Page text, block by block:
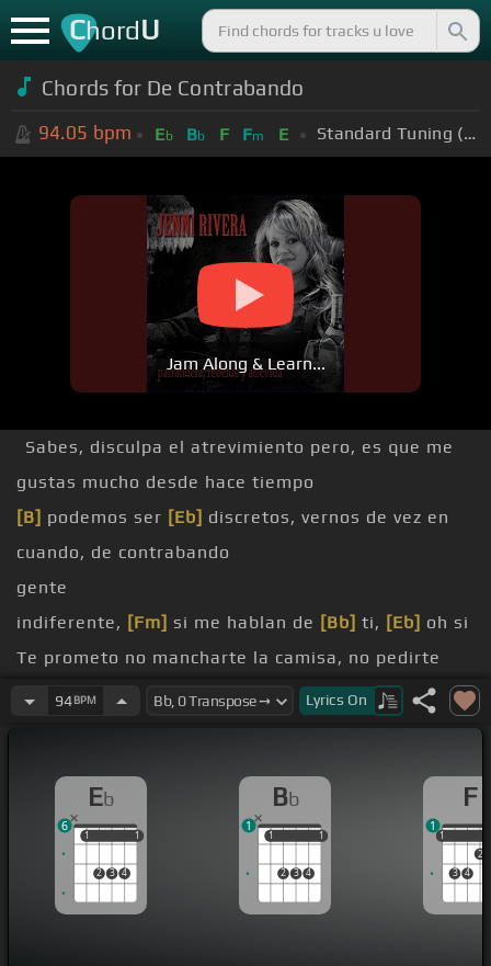
ChordU
Chords for De Contrabando
94.05 bpm Eb Bb F Fm E Standard Tuning (EADGBE)
Jam Along & Learn...
Sabes, disculpa el atrevimiento pero, es que me
gustas mucho desde hace tiempo
[B] podemos ser [Eb] discretos, vernos de vez en
cuando, de contrabando
gente
indiferente, [Fm] si me hablan de [Bb] ti, [Eb] oh si
Te prometo no mancharte la camisa, no pedirte
más amor si estás de prisa
de contrabando,
pero amame
[F]Aunque sea de contrabando,
aunque
sea de vez en cuando,
[Eb] pero amame
94BPM Lyrics On
Eb
1
2 3 4
1
1 1
6
Bb
1
2 3 4
1
1 1
1
F
1
3 4
2
1
1